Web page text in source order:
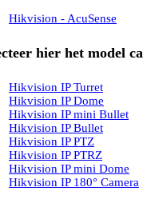
Hikvision - AcuSense
hier het model
Hikvision IP Turret
Hikvision IP Dome
Hikvision IP mini Bullet
Hikvision IP Bullet
Hikvision IP PTZ
Hikvision IP PTRZ
Hikvision IP mini Dome
Hikvision IP 180° Camera